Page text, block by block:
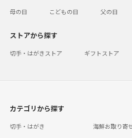
母の日 こどもの日 父の日
ストアから探す
切手・はがきストア ギフトストア
カテゴリから探す
切手・はがき 海鮮お取り寄